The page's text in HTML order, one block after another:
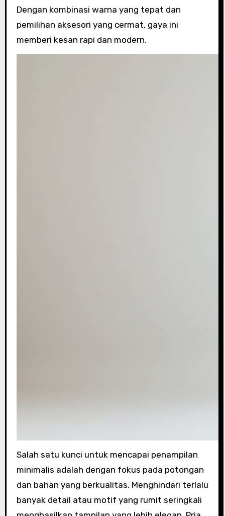
Dengan kombinasi warna yang tepat dan
pemilihan aksesori yang cermat, gaya ini
memberi kesan rapi dan modern.
Salah satu kunci untuk mencapai penampilan
minimalis adalah dengan fokus pada potongan
dan bahan yang berkualitas. Menghindari terlalu
banyak detail atau motif yang rumit seringkali